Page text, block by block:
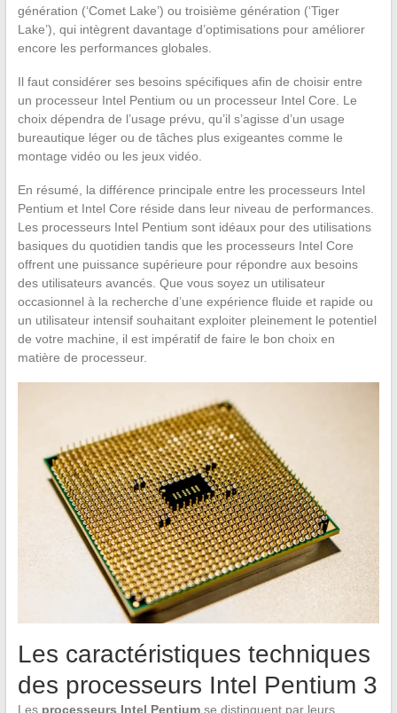
génération (‘Comet Lake’) ou troisième génération (‘Tiger
Lake’), qui intègrent davantage d’optimisations pour améliorer
encore les performances globales.
Il faut considérer ses besoins spécifiques afin de choisir entre
un processeur Intel Pentium ou un processeur Intel Core. Le
choix dépendra de l’usage prévu, qu’il s’agisse d’un usage
bureautique léger ou de tâches plus exigeantes comme le
montage vidéo ou les jeux vidéo.
En résumé, la différence principale entre les processeurs Intel
Pentium et Intel Core réside dans leur niveau de performances.
Les processeurs Intel Pentium sont idéaux pour des utilisations
basiques du quotidien tandis que les processeurs Intel Core
offrent une puissance supérieure pour répondre aux besoins
des utilisateurs avancés. Que vous soyez un utilisateur
occasionnel à la recherche d’une expérience fluide et rapide ou
un utilisateur intensif souhaitant exploiter pleinement le potentiel
de votre machine, il est impératif de faire le bon choix en
matière de processeur.
Les caractéristiques techniques
des processeurs Intel Pentium 3
Les processeurs Intel Pentiumse distinguent par leurs